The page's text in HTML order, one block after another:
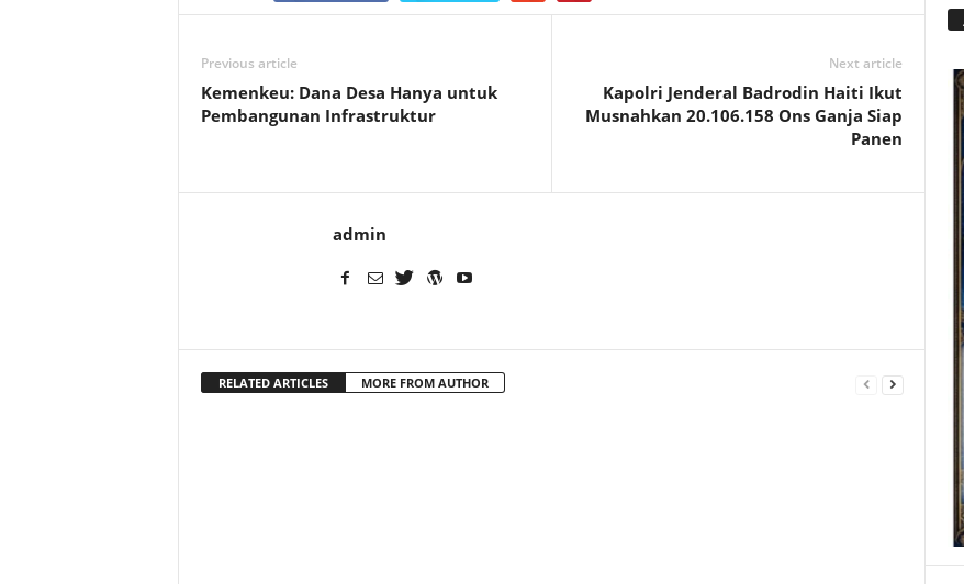
Previous article
Kemenkeu: Dana Desa Hanya untuk
Pembangunan Infrastruktur
Next article
Kapolri Jenderal Badrodin Haiti Ikut
Musnahkan 20.106.158 Ons Ganja Siap
Panen
admin
RELATED ARTICLES MORE FROM AUTHOR